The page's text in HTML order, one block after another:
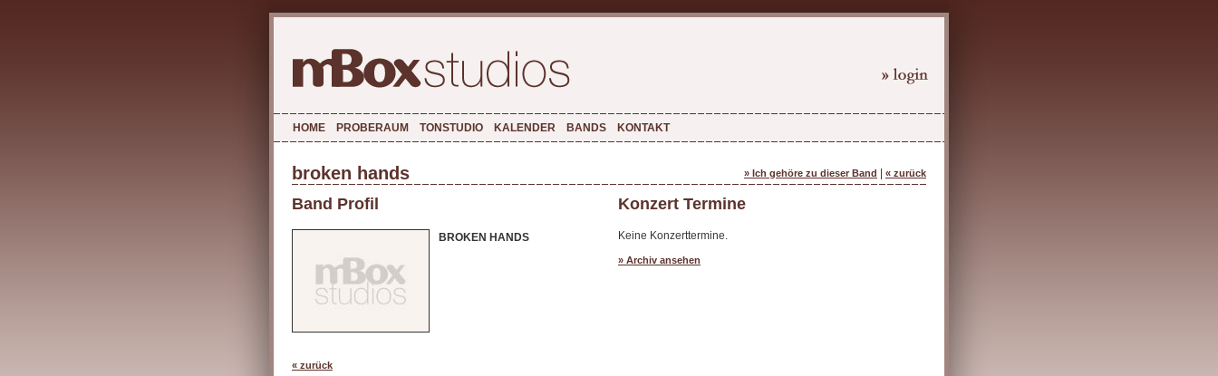
HOME PROBERAUM TONSTUDIO KALENDER BANDS KONTAKT
broken hands » Ich gehöre zu dieser Band « zurück
Band Profil
BROKEN HANDS
« zurück
Konzert Termine
Keine Konzerttermine.
» Archiv ansehen